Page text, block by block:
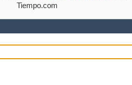
Tiempo.com